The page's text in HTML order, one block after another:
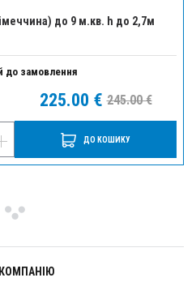
до 9 м.кв. h до 2,7м
до замовлення
225.00 € 245.00 €
ДО КОШИКУ